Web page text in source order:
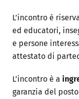
L’incontro è
ed educatori,
e persone
attestato di
L’incontro è a
garanzia del